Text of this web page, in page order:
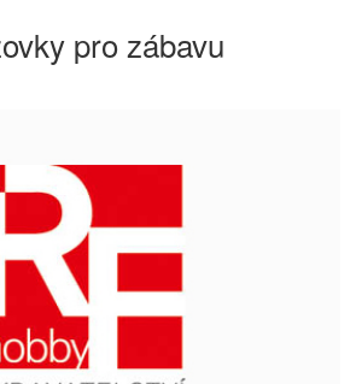
pro zábavu